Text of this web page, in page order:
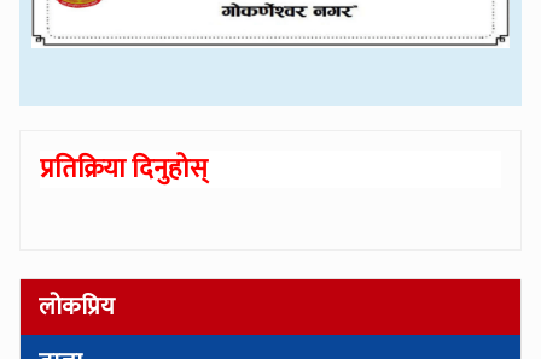
प्रतिक्रिया दिनुहोस्
लोकप्रिय